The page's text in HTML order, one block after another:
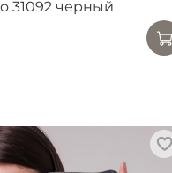
31092 черный